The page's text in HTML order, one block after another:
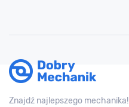
Znajdź najlepszego mechanika!